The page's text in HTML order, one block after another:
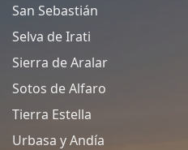
San Sebastián
Selva de Irati
Sierra de Aralar
Sotos de Alfaro
Tierra Estella
Urbasa y Andía